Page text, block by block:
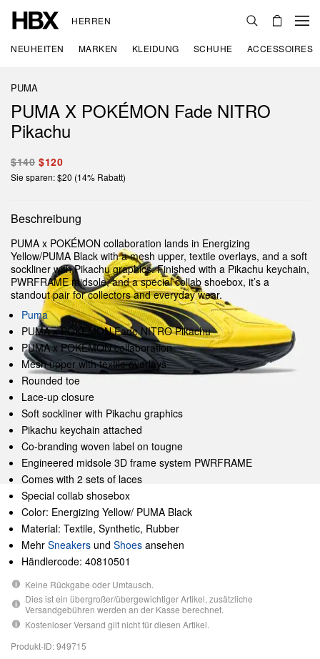
HERREN
NEUHEITEN MARKEN KLEIDUNG SCHUHE ACCESSOIRES
PUMA
PUMA X POKÉMON Fade NITRO
Pikachu
$140 $120
Sie sparen: $20 (14% Rabatt)
Beschreibung
PUMA x POKÉMON collaboration lands in Energizing
Yellow/PUMA Black with a mesh upper, textile overlays, and a soft
sockliner with Pikachu graphics. Finished with a Pikachu keychain,
PWRFRAME midsole, and a special collab shoebox, it’s a
standout pair for collectors and everyday wear.
Puma
PUMA x POKÉMON Fade NITRO Pikachu
PUMA x POKÉMON collaboration
Mesh upper with textile overlays
Rounded toe
Lace-up closure
Soft sockliner with Pikachu graphics
Pikachu keychain attached
Co-branding woven label on tougne
Engineered midsole 3D frame system PWRFRAME
Comes with 2 sets of laces
Special collab shosebox
Color: Energizing Yellow/ PUMA Black
Material: Textile, Synthetic, Rubber
Mehr Sneakers und Shoes ansehen
Händlercode: 40810501
Keine Rückgabe oder Umtausch.
Dies ist ein übergroßer/übergewichtiger Artikel, zusätzliche
Versandgebühren werden an der Kasse berechnet.
Kostenloser Versand gilt nicht für diesen Artikel.
Produkt-ID: 949715